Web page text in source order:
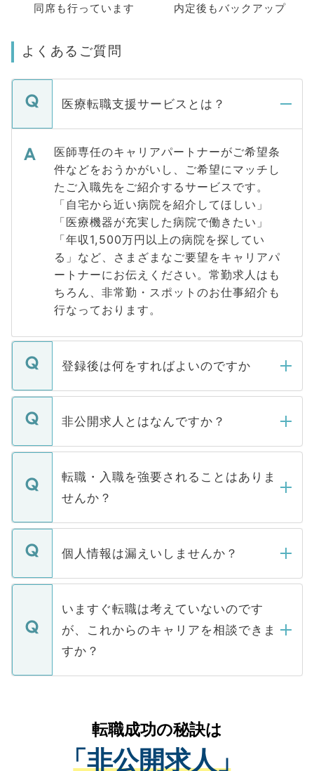
同席も行っています
内定後もバックアップ
よくあるご質問
医療転職支援サービスとは？
医師専任のキャリアパートナーがご希望条
件などをおうかがいし、ご希望にマッチし
たご入職先をご紹介するサービスです。
「自宅から近い病院を紹介してほしい」
「医療機器が充実した病院で働きたい」
「年収1,500万円以上の病院を探してい
る」など、さまざまなご要望をキャリアパ
ートナーにお伝えください。常勤求人はも
ちろん、非常勤・スポットのお仕事紹介も
行なっております。
登録後は何をすればよいのですか
ご登録いただきましたら、弊社担当者がご
登録内容を確認し、その後メールもしくは
ます。通常、5営業日以内にはご連絡をせて
いただきますので、しばらくお待ちくださ
非公開求人とはなんですか？
マイナビDOCTORで取り扱っている求人の
うち約3割は、Webサイトからご覧いただ
けない「非公開求人」です。非公開求人は
下記の理由によって、一般には公開してい
ません。
■応募殺到を避けるため 人気のある医療機
関を公にしてしまうと、応募が殺到する場
に、医療機関が求める条件に合った人材の
みを人材紹介会社に依頼するケースが増え
ています。
転職・入職を強要されることはありま
せんか？
転職・入職を強要することは一切ありませ
ん。また、仮に応募先から内定をいただい
定を承諾する必要はありません。内定先へ
の辞退の連絡はキャリアパートナーが行い
個人情報は漏えいしませんか？
個人情報が漏えいすることはありませんの
で、ご安心ください。当サイトからの登録
などで収集したご登録者様の個人情報は、
ご本人のキャリアアップおよび転職活動の
支援を目的に使用いたします。お預かりし
ているすべての個人データはご本人の許可
は、個人情報の取り扱いについての厳密な
管理基準を満たした事業者のみに付与され
る、プライバシーマークを取得済みです。
いますぐ転職は考えていないのです
が、これからのキャリアを相談できま
すか？
かがいして、現在の医療機関の状況や紹介
経験をまじえながら、適切なアドバイスを
させていただきます。すぐにご転職をされ
転職成功の秘訣は
「非公開求人」